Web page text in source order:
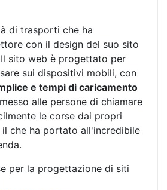
di trasporti che ha
con il design del suo sito
sito web è progettato per
sui dispositivi mobili, con
e tempi di caricamento
alle persone di chiamare
le corse dai propri
che ha portato all'incredibile
per la progettazione di siti